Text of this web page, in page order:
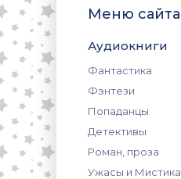
Меню сайта
Аудиокниги
Фантастика
Фэнтези
Попаданцы
Детективы
Роман, проза
Ужасы и Мистика